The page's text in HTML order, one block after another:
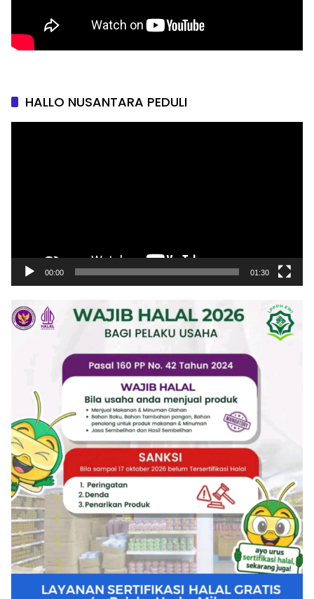
HALLO NUSANTARA PEDULI
00:00 01:30